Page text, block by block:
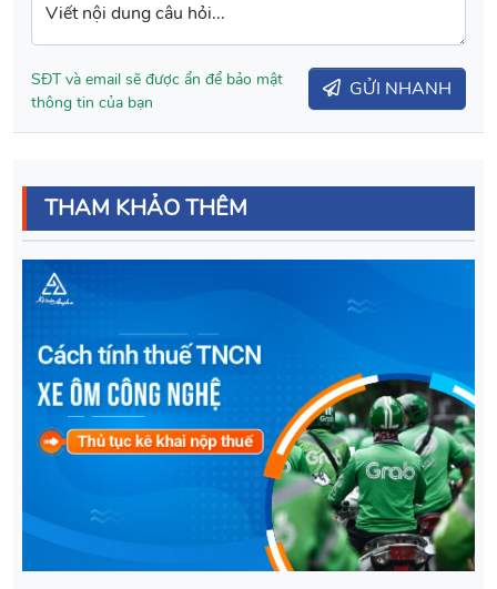
Viết nội dung câu hỏi...
SĐT và email sẽ được ẩn để bảo mật
thông tin của bạn
GỬI NHANH
THAM KHẢO THÊM